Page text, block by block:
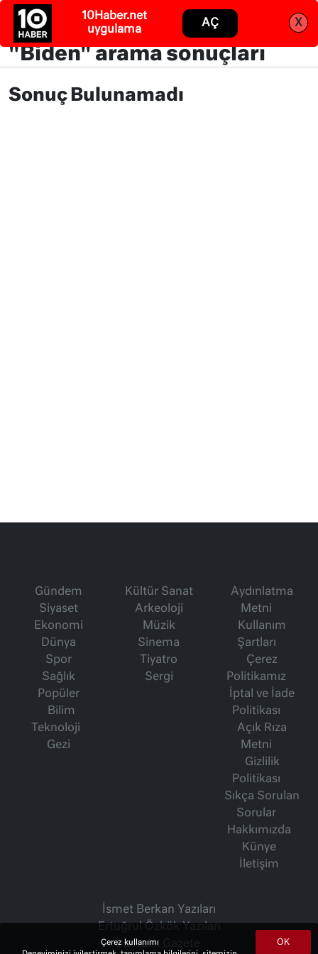
10Haber.net
uygulama
AÇ X
Abone ol Giriş
"Biden" arama sonuçları
Sonuç Bulunamadı
Gündem
Siyaset
Ekonomi
Dünya
Spor
Sağlık
Popüler
Bilim
Teknoloji
Gezi
Kültür Sanat
Arkeoloji
Müzik
Sinema
Tiyatro
Sergi
Aydınlatma
Metni
Kullanım
Şartları
Çerez
Politikamız
İptal ve İade
Politikası
Açık Rıza
Metni
Gizlilik
Politikası
Sıkça Sorulan
Sorular
Hakkımızda
Künye
İletişim
İsmet Berkan Yazıları
Haftalık Gazete
OK
Çerez kullanımı